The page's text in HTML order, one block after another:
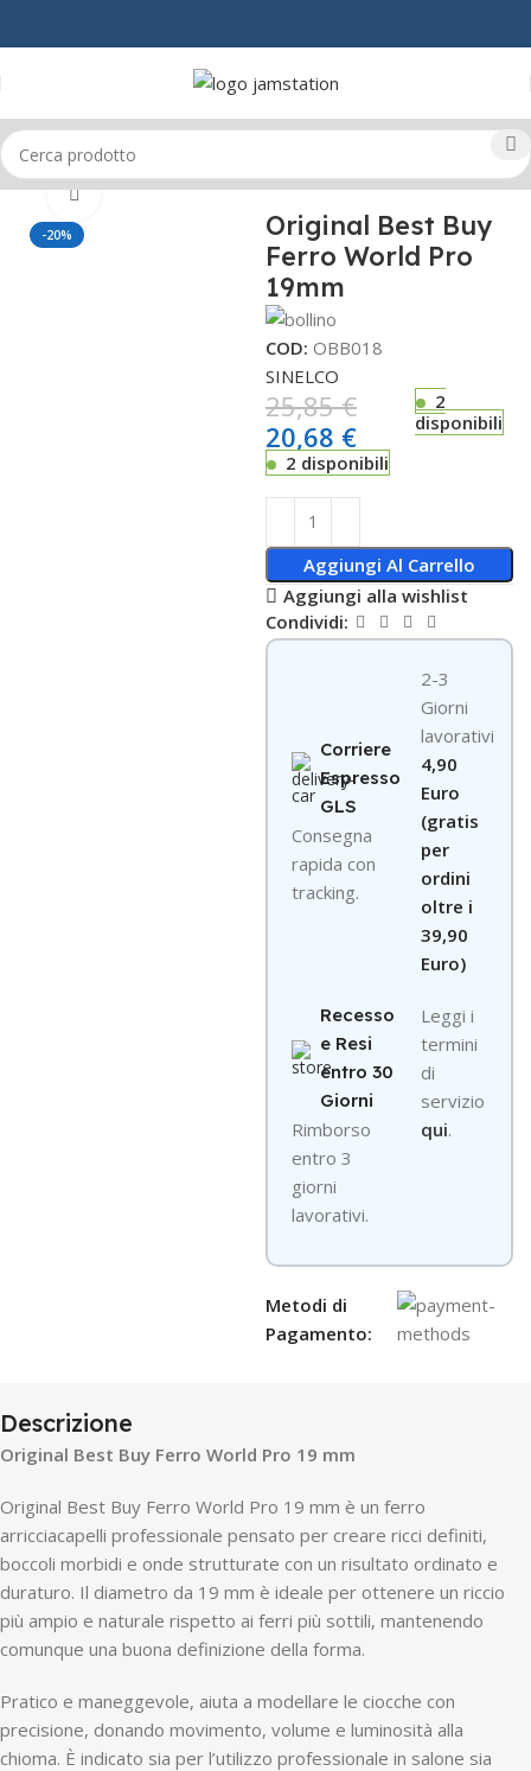
Home CAPELLI ARRICCIACAPELLI
-20%
Click to enlarge
Original Best Buy
Ferro World Pro
19mm
COD: OBB018
SINELCO
25,85€
20,68 €
2
disponibili
2 disponibili
Aggiungi Al Carrello
Aggiungi alla wishlist
Condividi:
Corriere
Espresso
GLS
Consegna
rapida con
tracking.
2-3
Giorni
lavorativi
4,90
Euro
(gratis
per
ordini
oltre i
39,90
Euro)
Recesso
e Resi
entro 30
Giorni
Rimborso
entro 3
giorni
lavorativi.
Leggi i
termini
di
servizio
qui.
Metodi di
Pagamento:
Descrizione
Original Best Buy Ferro World Pro 19 mm
Original Best Buy Ferro World Pro 19 mm è un ferro
arricciacapelli professionale pensato per creare ricci definiti,
boccoli morbidi e onde strutturate con un risultato ordinato e
duraturo. Il diametro da 19 mm è ideale per ottenere un riccio
più ampio e naturale rispetto ai ferri più sottili, mantenendo
comunque una buona definizione della forma.
Pratico e maneggevole, aiuta a modellare le ciocche con
precisione, donando movimento, volume e luminosità alla
chioma. È indicato sia per l’utilizzo professionale in salone sia